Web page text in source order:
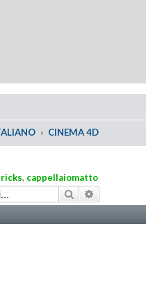
CINEMA 4D
, cappellaiomatto
Cerca